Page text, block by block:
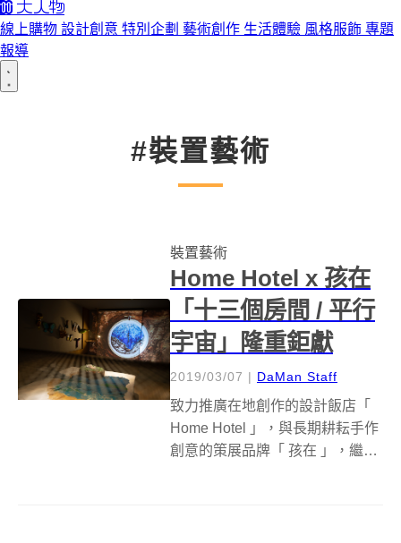
線上購物 設計創意 特別企劃 藝術創作 生活體驗 風格服飾 專題
報導
#裝置藝術
裝置藝術
Home Hotel x 孩在
「十三個房間 / 平行
宇宙」隆重鉅獻
2019/03/07 | DaMan Staff
致力推廣在地創作的設計飯店「
Home Hotel 」，與長期耕耘手作
創意的策展品牌「 孩在 」，繼